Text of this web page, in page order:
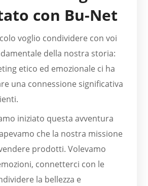
con Bu-Net
voglio condividere con voi
della nostra storia:
etico ed emozionale ci ha
una connessione significativa
iniziato questa avventura
che la nostra missione
prodotti. Volevamo
connetterci con le
la bellezza e